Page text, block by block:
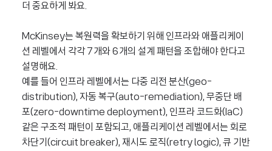
더 중요하게 봐요.
McKinsey는 복원력을 확보하기 위해 인프라와 애플리케이
션 레벨에서 각각 7개와 6개의 설계 패턴을 조합해야 한다고
설명해요.
예를 들어 인프라 레벨에서는 다중 리전 분산(geo-
distribution), 자동 복구(auto-remediation), 무중단 배
포(zero-downtime deployment), 인프라 코드화(IaC)
같은 구조적 패턴이 포함되고, 애플리케이션 레벨에서는 회로
차단기(circuit breaker), 재시도 로직(retry logic), 큐 기반